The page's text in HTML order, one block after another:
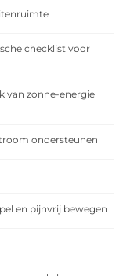
checklist voor
van zonne-energie
ondersteunen
en pijnvrij bewegen